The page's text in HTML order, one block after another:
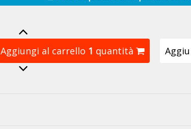
Aggiungi al carrello 1 quantità